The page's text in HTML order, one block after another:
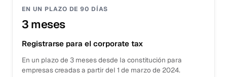
EN UN PLAZO DE 90 DÍAS
3 meses
Registrarse para el corporate tax
En un plazo de 3 meses desde la constitución para
empresas creadas a partir del 1 de marzo de 2024.